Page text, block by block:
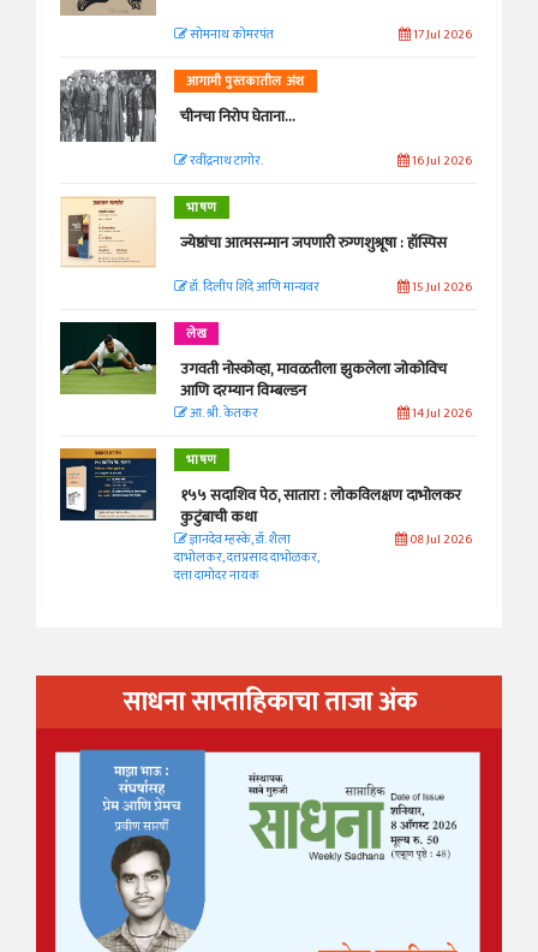
सोमनाथ कोमरपंत 17 Jul 2026
आगामी पुस्तकातील अंश
चीनचा निरोप घेताना...
रवींद्रनाथ टागोर. 16 Jul 2026
भाषण
ज्येष्ठांचा आत्मसन्मान जपणारी रुग्णशुश्रूषा : हॉस्पिस
डॉ. दिलीप शिंदे आणि मान्यवर 15 Jul 2026
लेख
उगवती नोस्कोव्हा, मावळतीला झुकलेला जोकोविच
आणि दरम्यान विम्बल्डन
आ. श्री. केतकर 14 Jul 2026
भाषण
१५५ सदाशिव पेठ, सातारा : लोकविलक्षण दाभोलकर
कुटुंबाची कथा
ज्ञानदेव म्हस्के, डॉ. शैला
दाभोलकर, दत्तप्रसाद दाभोळकर,
दत्ता दामोदर नायक
08 Jul 2026
साधना साप्ताहिकाचा ताजा अंक